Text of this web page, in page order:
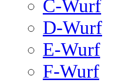
C-Wurf
D-Wurf
E-Wurf
F-Wurf